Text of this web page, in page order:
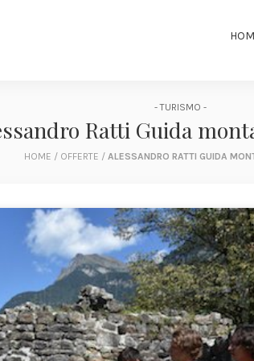
- TURISMO -
Ratti Guida
HOME / OFFERTE / ALESSANDRO RATTI GUIDA